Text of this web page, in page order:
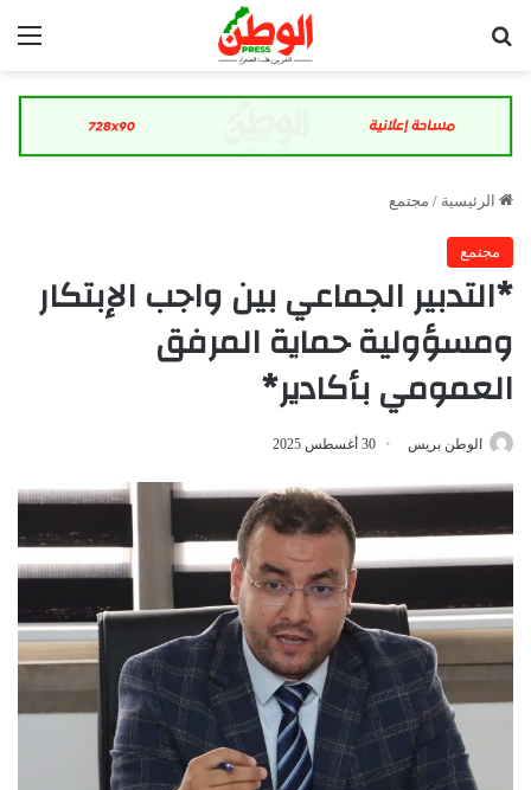
الرئيسية / مجتمع
مجتمع
*التدبير الجماعي بين واجب الإبتكار
ومسؤولية حماية المرفق
العمومي بأكادير*
الوطن بريس 30 أغسطس 2025